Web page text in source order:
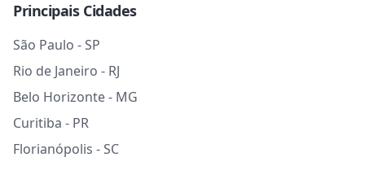
Principais Cidades
São Paulo - SP
Rio de Janeiro - RJ
Belo Horizonte - MG
Curitiba - PR
Florianópolis - SC